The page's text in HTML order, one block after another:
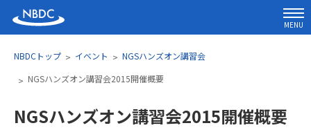
MENU
NBDCトップ イベント
NGSハンズオン講習会
NGSハンズオン講習会2015開催概要
NGSハンズオン講習会2015開催概要